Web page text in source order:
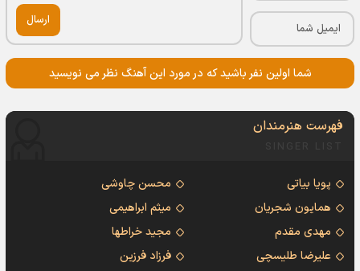
ارسال
شما اولین نفر باشید که در مورد این آهنگ نظر می نویسید
فهرست هنرمندان
پویا بیاتی
محسن چاوشی
همایون شجریان
میثم ابراهیمی
مهدی مقدم
مجید خراطها
علیرضا طلیسچی
فرزاد فرزین